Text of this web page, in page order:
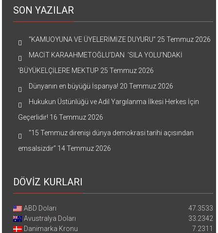
SON YAZILAR
“KAMUOYUNA VE ÜYELERİMİZE DUYURU” 25 Temmuz 2026
MACİT KARAAHMETOĞLU’DAN ‘SILA YOLU’NDAKİ
’BÜYÜKELÇİLERE MEKTUP 25 Temmuz 2026
Dünyanın en büyüğü İspanya! 20 Temmuz 2026
Hukukun Üstünlüğü ve Adil Yargılanma İlkesi Herkes İçin
Geçerlidir! 16 Temmuz 2026
“15 Temmuz direnişi dünya demokrasi tarihi açısından
emsalsizdir” 14 Temmuz 2026
DÖVİZ KURLARI
ABD Doları
47.3533
Avustralya Doları
33.2342
Danimarka Kronu
7.2311